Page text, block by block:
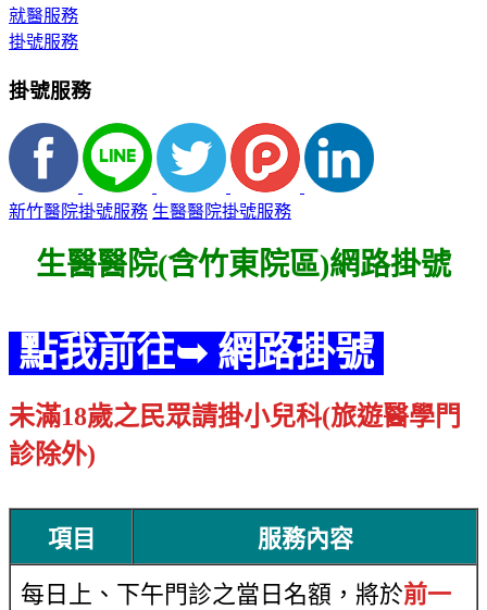
就醫服務
掛號服務
掛號服務
新竹醫院掛號服務 生醫醫院掛號服務
生醫醫院(含竹東院區)網路掛號
點我前往➥ 網路掛號
未滿18歲之民眾請掛小兒科(旅遊醫學門
診除外)
項目 服務內容
每日上、下午門診之當日名額，將於前一